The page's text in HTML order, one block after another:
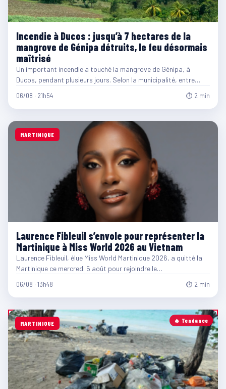
Incendie à Ducos : jusqu’à 7 hectares de la
mangrove de Génipa détruits, le feu désormais
maîtrisé
Un important incendie a touché la mangrove de Génipa, à
Ducos, pendant plusieurs jours. Selon la municipalité, entre…
06/08 · 21h54 ⏱ 2 min
MARTINIQUE
Laurence Fibleuil s’envole pour représenter la
Martinique à Miss World 2026 au Vietnam
Laurence Fibleuil, élue Miss World Martinique 2026, a quitté la
Martinique ce mercredi 5 août pour rejoindre le…
06/08 · 13h48 ⏱ 2 min
🔥 Tendance
MARTINIQUE